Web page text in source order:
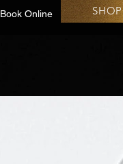
Book Online Challenges
SHOP